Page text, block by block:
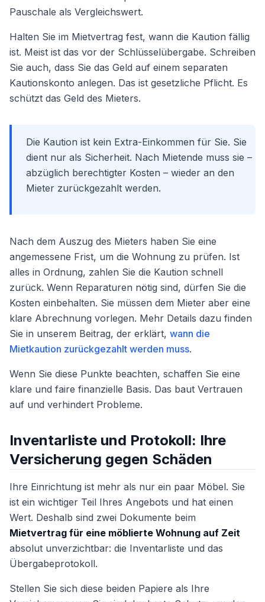
Pauschale als Vergleichswert.
Halten Sie im Mietvertrag fest, wann die Kaution fällig
ist. Meist ist das vor der Schlüsselübergabe. Schreiben
Sie auch, dass Sie das Geld auf einem separaten
Kautionskonto anlegen. Das ist gesetzliche Pflicht. Es
schützt das Geld des Mieters.
Die Kaution ist kein Extra-Einkommen für Sie. Sie
dient nur als Sicherheit. Nach Mietende muss sie –
abzüglich berechtigter Kosten – wieder an den
Mieter zurückgezahlt werden.
Nach dem Auszug des Mieters haben Sie eine
angemessene Frist, um die Wohnung zu prüfen. Ist
alles in Ordnung, zahlen Sie die Kaution schnell
zurück. Wenn Reparaturen nötig sind, dürfen Sie die
Kosten einbehalten. Sie müssen dem Mieter aber eine
klare Abrechnung vorlegen. Mehr Details dazu finden
Sie in unserem Beitrag, der erklärt, wann die
Mietkaution zurückgezahlt werden muss.
Wenn Sie diese Punkte beachten, schaffen Sie eine
klare und faire finanzielle Basis. Das baut Vertrauen
auf und verhindert Probleme.
Inventarliste und Protokoll: Ihre
Versicherung gegen Schäden
Ihre Einrichtung ist mehr als nur ein paar Möbel. Sie
ist ein wichtiger Teil Ihres Angebots und hat einen
Wert. Deshalb sind zwei Dokumente beim
Mietvertrag für eine möblierte Wohnung auf Zeit
absolut unverzichtbar: die Inventarliste und das
Übergabeprotokoll.
Stellen Sie sich diese beiden Papiere als Ihre